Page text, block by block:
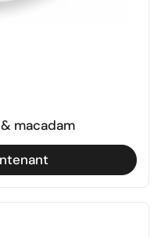
macadam